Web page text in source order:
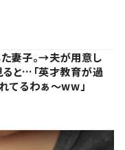
妻子。→夫が用意し
と…「英才教育が過
てるわぁ～ww」